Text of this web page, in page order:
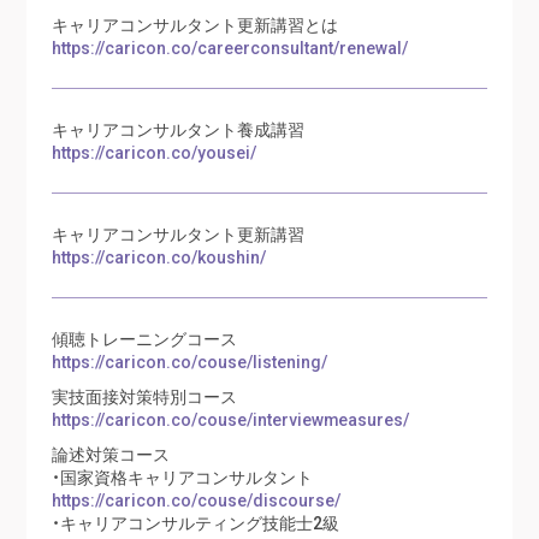
キャリアコンサルタント更新講習とは
https://caricon.co/careerconsultant/renewal/
キャリアコンサルタント養成講習
https://caricon.co/yousei/
キャリアコンサルタント更新講習
https://caricon.co/koushin/
傾聴トレーニングコース
https://caricon.co/couse/listening/
実技面接対策特別コース
https://caricon.co/couse/interviewmeasures/
論述対策コース
・国家資格キャリアコンサルタント
https://caricon.co/couse/discourse/
・キャリアコンサルティング技能士2級